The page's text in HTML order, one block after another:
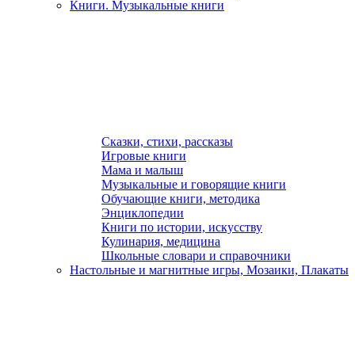
Книги. Музыкальные книги
Сказки, стихи, рассказы
Игровые книги
Мама и малыш
Музыкальные и говорящие книги
Обучающие книги, методика
Энциклопедии
Книги по истории, искусству
Кулинария, медицина
Школьные словари и справочники
Настольные и магнитные игры, Мозаики, Плакаты